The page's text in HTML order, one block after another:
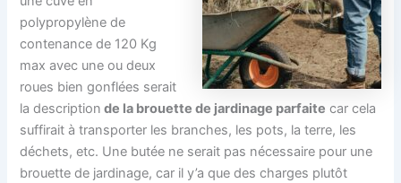
polypropylène de
contenance de 120 Kg
max avec une ou deux
roues bien gonflées serait
la description de la brouette de jardinage parfaite car cela
suffirait à transporter les branches, les pots, la terre, les
déchets, etc. Une butée ne serait pas nécessaire pour une
brouette de jardinage, car il y’a que des charges plutôt